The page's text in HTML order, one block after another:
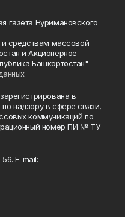
газета Нуримановского
и средствам массовой
и Акционерное
Башкортостан"
в
надзору в сфере связи,
коммуникаций по
номер ПИ № ТУ
E-mail: